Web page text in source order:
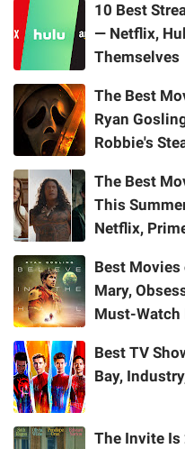
10 Best
— Netflix,
Themselves
The Best
Ryan
Robbie's
The Best
This
Netflix,
Best Movies
Mary,
Must-Watch
Best TV
Bay,
The Invite Is